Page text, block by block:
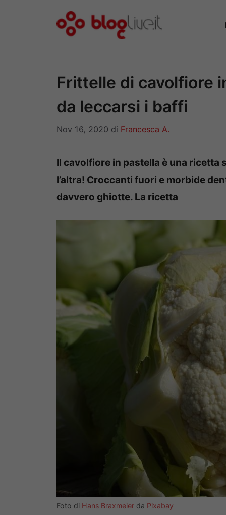
Frittelle di cavolfiore
da leccarsi i baffi
Nov 16, 2020 di Francesca A.
Il cavolfiore in pastella è una
l’altra! Croccanti fuori e morbide
davvero ghiotte. La ricetta
Foto di Hans Braxmeier da Pixabay